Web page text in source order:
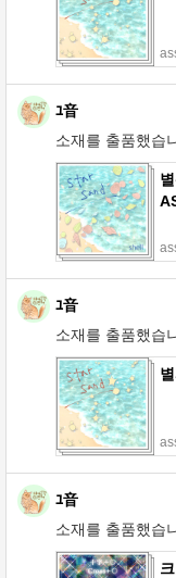
ﾕ音
소재를 출품했습
ﾕ音
소재를 출품했습
ﾕ音
소재를 출품했습